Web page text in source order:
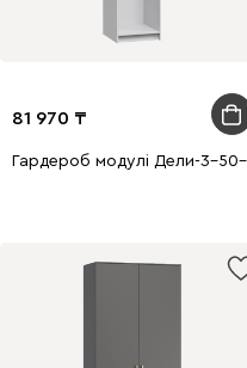
81 970
Гардероб модулі Дели-3-50-